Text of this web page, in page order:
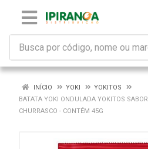
INÍCIO YOKI
YOKITOS
BATATA YOKI ONDULADA YOKITOS SABOR
CHURRASCO - CONTÉM 45G